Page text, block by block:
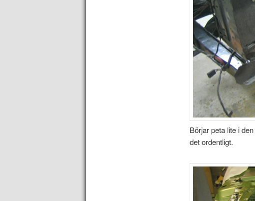
Börjar peta lite i
det ordentligt.